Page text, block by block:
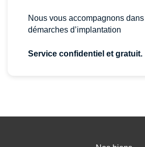
Nous vous accompagnons
démarches d’implantation
Service confidentiel et gratuit.